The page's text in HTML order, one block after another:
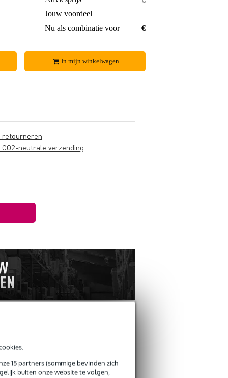
15 partners (sommige bevinden zich
buiten onze website te volgen,
Jouw voordeel
Nu als combinatie voor
€ 12,80
In mijn winkelwagen
retourneren
CO2-neutrale verzending
ANDEREN KOCHTEN OOK